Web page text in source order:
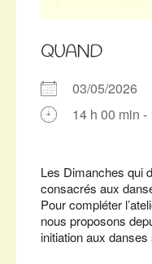
QUAND
03/05/2026
14 h 00 min -
Les Dimanches qui
consacrés aux
Pour compléter
nous proposons
initiation aux danses